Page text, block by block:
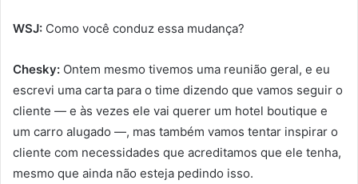
WSJ: Como você conduz essa mudança?
Chesky: Ontem mesmo tivemos uma reunião geral, e eu
escrevi uma carta para o time dizendo que vamos seguir o
cliente — e às vezes ele vai querer um hotel boutique e
um carro alugado —, mas também vamos tentar inspirar o
cliente com necessidades que acreditamos que ele tenha,
mesmo que ainda não esteja pedindo isso.